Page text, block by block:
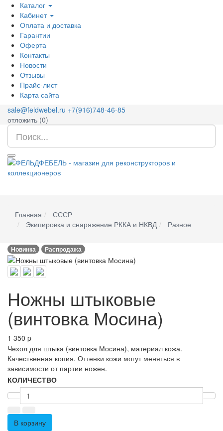
Каталог
Кабинет
Оплата и доставка
Гарантии
Оферта
Контакты
Новости
Отзывы
Прайс-лист
Карта сайта
sale@feldwebel.ru +7(916)748-46-85
отложить (0)
Главная
СССР
Экипировка и снаряжение РККА и НКВД
Разное
Новинка Распродажа
Ножны штыковые
(винтовка Мосина)
1 350 p
Чехол для штыка (винтовка Мосина), материал кожа.
Качественная копия. Оттенки кожи могут меняться в
зависимости от партии ножен.
КОЛИЧЕСТВО
В корзину